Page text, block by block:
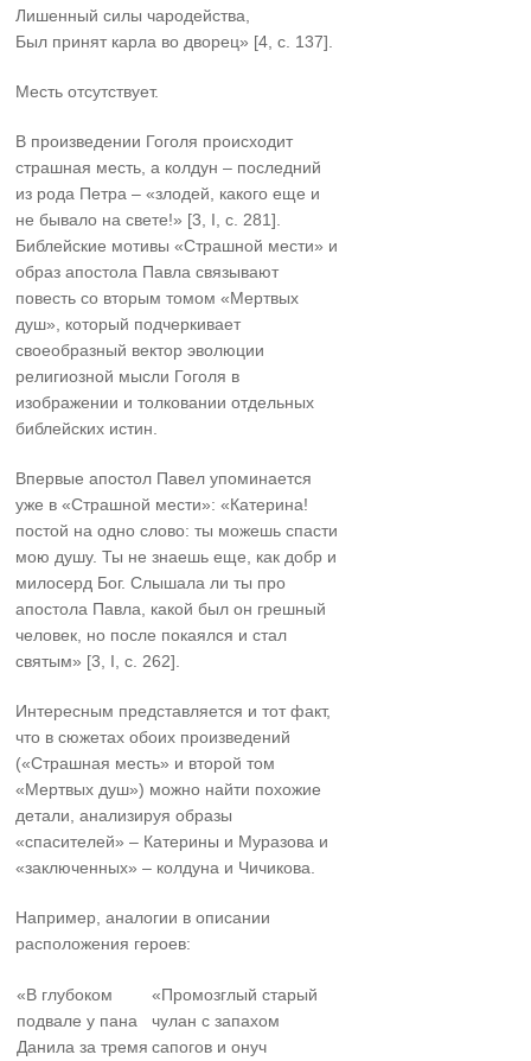
Лишенный силы чародейства,
Был принят карла во дворец» [4, с. 137].
Месть отсутствует.
В произведении Гоголя происходит
страшная месть, а колдун – последний
из рода Петра – «злодей, какого еще и
не бывало на свете!» [3, I, с. 281].
Библейские мотивы «Страшной мести» и
образ апостола Павла связывают
повесть со вторым томом «Мертвых
душ», который подчеркивает
своеобразный вектор эволюции
религиозной мысли Гоголя в
изображении и толковании отдельных
библейских истин.
Впервые апостол Павел упоминается
уже в «Страшной мести»: «Катерина!
постой на одно слово: ты можешь спасти
мою душу. Ты не знаешь еще, как добр и
милосерд Бог. Слышала ли ты про
апостола Павла, какой был он грешный
человек, но после покаялся и стал
святым» [3, I, c. 262].
Интересным представляется и тот факт,
что в сюжетах обоих произведений
(«Страшная месть» и второй том
«Мертвых душ») можно найти похожие
детали, анализируя образы
«спасителей» – Катерины и Муразова и
«заключенных» – колдуна и Чичикова.
Например, аналогии в описании
расположения героев:
«В глубоком
подвале у пана
Данила за тремя
«Промозглый старый
чулан с запахом
сапогов и онуч